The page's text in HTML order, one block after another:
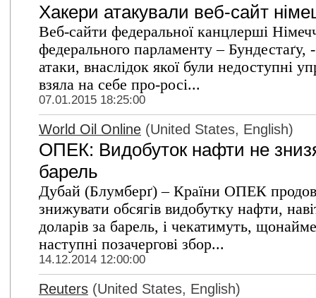
Хакери атакували веб-сайт
Веб-сайти федеральної канцлерші
федерального парламенту – Бундестаґу,
атаки, внаслідок якої були недоступні
взяла на себе про-росі...
07.01.2015 18:25:00
World Oil Online (United States, English)
ОПЕК: Видобуток нафти не
барель
Дубай (Блумберґ) – Країни ОПЕК
знижувати обсягів видобутку нафти,
доларів за барель, і чекатимуть,
наступні позачергові збор...
14.12.2014 12:00:00
Reuters (United States, English)